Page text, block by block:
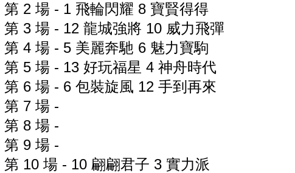
第 2 場 - 1 飛輪閃耀 8 寶賢得得
第 3 場 - 12 龍城強將 10 威力飛彈
第 4 場 - 5 美麗奔馳 6 魅力寶駒
第 5 場 - 13 好玩福星 4 神舟時代
第 6 場 - 6 包裝旋風 12 手到再來
第 7 場 -
第 8 場 -
第 9 場 -
第 10 場 - 10 翩翩君子 3 實力派